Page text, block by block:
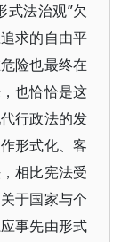
式法治观”欠
求的自由平
险也最终在
也恰恰是这
行政法的发
形式化、客
相比宪法受
于国家与个
事先由形式